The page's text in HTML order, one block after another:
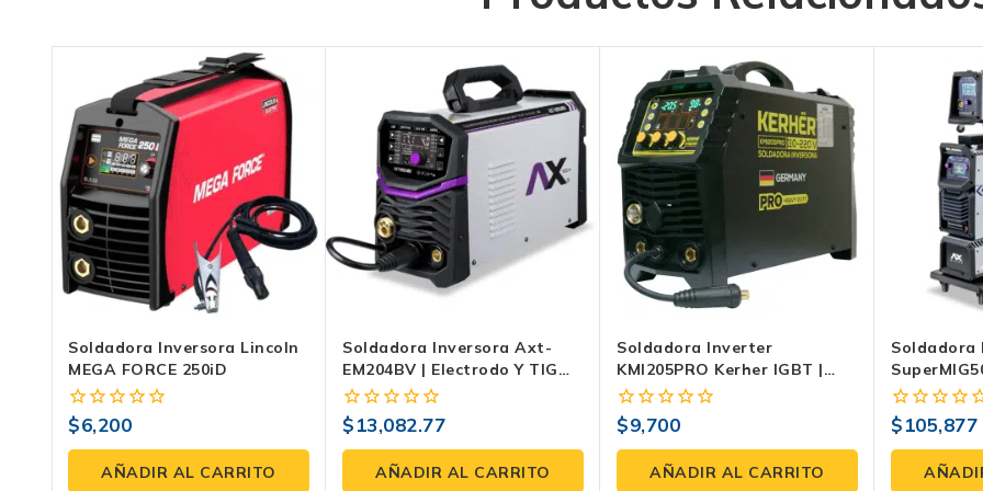
Soldadora Inversora Lincoln
MEGA FORCE 250iD
0
fuera
5
$6,200
AÑADIR AL CARRITO
Soldadora Inversora Axt-
EM204BV | Electrodo Y TIG
Lift | Incluye Microalambre,
Gas/No Gas
0
fuera
5
$13,082.77
AÑADIR AL CARRITO
Soldadora Inverter
KMI205PRO Kerher IGBT |
110/220V | MIG/MMA/TIG
0
fuera
5
$9,700
AÑADIR AL CARRITO
Soldadora
TIG Lift |
LCD
0
fuera
5
$105,877